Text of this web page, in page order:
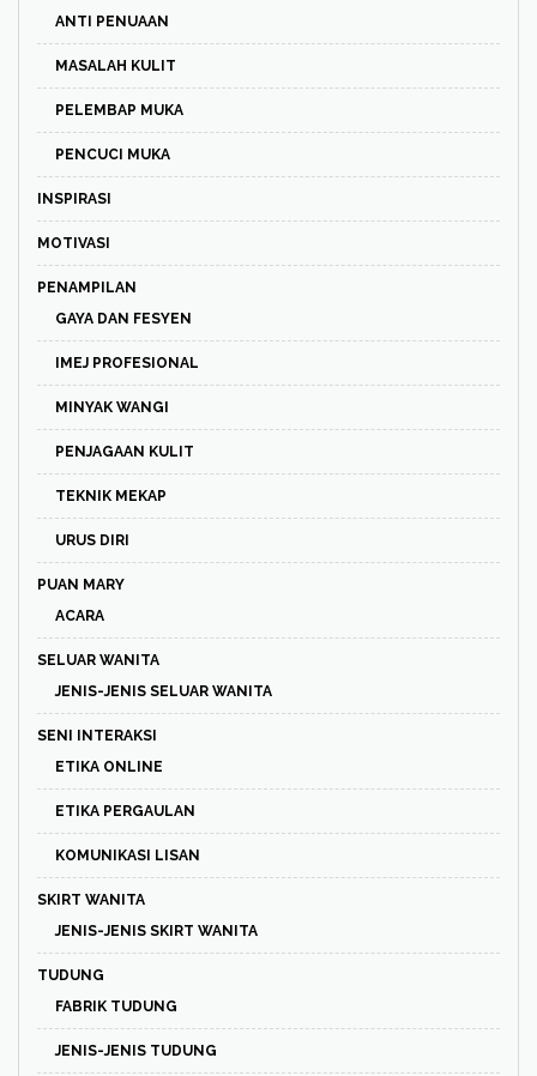
ANTI PENUAAN
MASALAH KULIT
PELEMBAP MUKA
PENCUCI MUKA
INSPIRASI
MOTIVASI
PENAMPILAN
GAYA DAN FESYEN
IMEJ PROFESIONAL
MINYAK WANGI
PENJAGAAN KULIT
TEKNIK MEKAP
URUS DIRI
PUAN MARY
ACARA
SELUAR WANITA
JENIS-JENIS SELUAR WANITA
SENI INTERAKSI
ETIKA ONLINE
ETIKA PERGAULAN
KOMUNIKASI LISAN
SKIRT WANITA
JENIS-JENIS SKIRT WANITA
TUDUNG
FABRIK TUDUNG
JENIS-JENIS TUDUNG